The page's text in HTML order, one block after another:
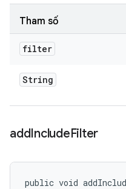
Tham số
filter
String
addIncludeFilter
public void